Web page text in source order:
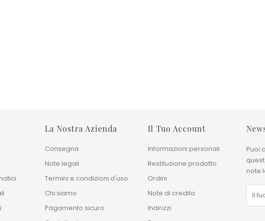
La Nostra Azienda
Consegna
Note legali
Termini e condizioni d'uso
Chi siamo
Pagamento sicuro
Il Tuo Account
Informazioni personali
Restituzione prodotto
Ordini
Note di credito
Indirizzi
Puoi
note